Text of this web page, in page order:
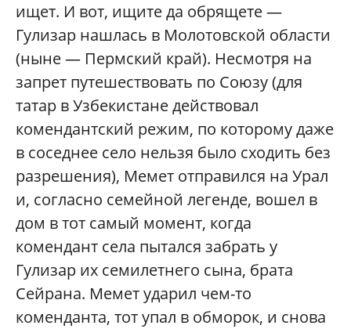
ищет. И вот, ищите да обрящете —
Гулизар нашлась в Молотовской области
(ныне — Пермский край). Несмотря на
запрет путешествовать по Союзу (для
татар в Узбекистане действовал
комендантский режим, по которому даже
в соседнее село нельзя было сходить без
разрешения), Мемет отправился на Урал
и, согласно семейной легенде, вошел в
дом в тот самый момент, когда
комендант села пытался забрать у
Гулизар их семилетнего сына, брата
Сейрана. Мемет ударил чем-то
коменданта, тот упал в обморок, и снова